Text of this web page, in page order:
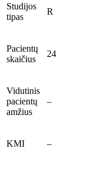
Studijos
tipas
R
Pacientų
skaičius
24
Vidutinis
pacientų
amžius
–
KMI –